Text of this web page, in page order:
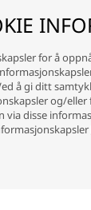
for å
å gi ditt
og/
disse
digitalkameraer,
som
i L92-format
hele bruken
alkaliske batterier
temperaturer